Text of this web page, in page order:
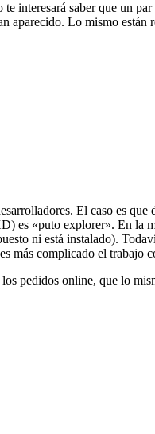
interesará saber que un
aparecido. Lo mismo
El caso es
es «puto explorer». En la
ni está instalado).
más complicado el trabajo
pedidos online, que lo